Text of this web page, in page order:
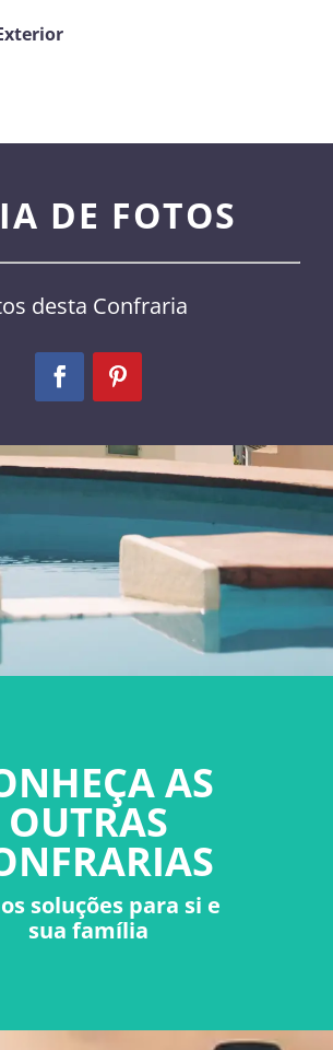
DE FOTOS
desta Confraria
AS
OUTRAS
soluções para si e
sua família